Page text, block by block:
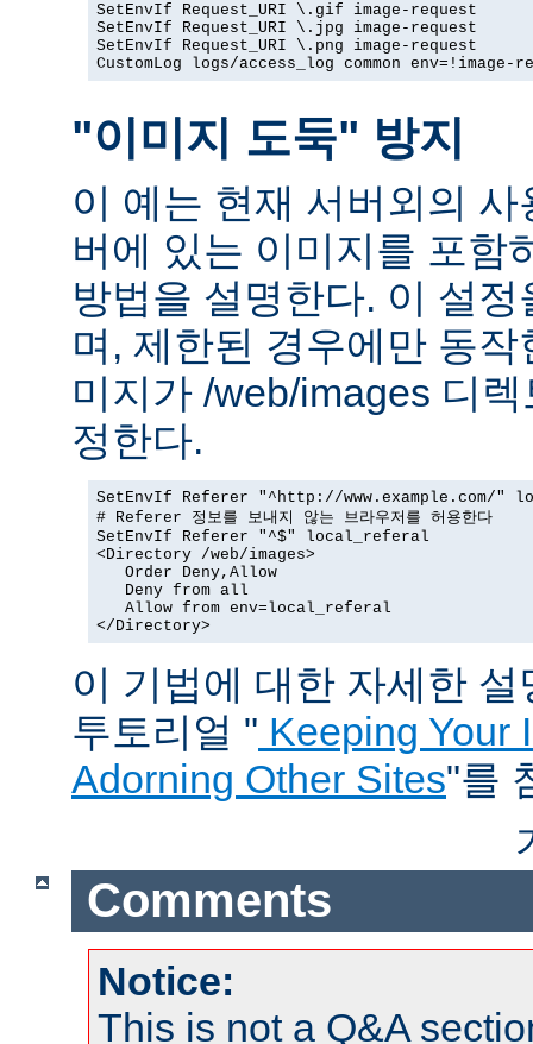
SetEnvIf Request_URI \.gif image-request
SetEnvIf Request_URI \.jpg image-request
SetEnvIf Request_URI \.png image-request
CustomLog logs/access_log common env=!image-
"이미지 도둑" 방지
이 예는 현재 서버외의
버에 있는 이미지를 포함
방법을 설명한다. 이 설
며, 제한된 경우에만 동
미지가 /web/images 디
정한다.
SetEnvIf Referer "^http://www.example.com/"
# Referer 정보를 보내지 않는 브라우저를 허용한다
SetEnvIf Referer "^$" local_referal
<Directory /web/images>
   Order Deny,Allow
   Deny from all
   Allow from env=local_referal
</Directory>
이 기법에 대한 자세한
투토리얼 " Keeping Your
Adorning Other Sites"를
Comments
Notice:
This is not a Q&A